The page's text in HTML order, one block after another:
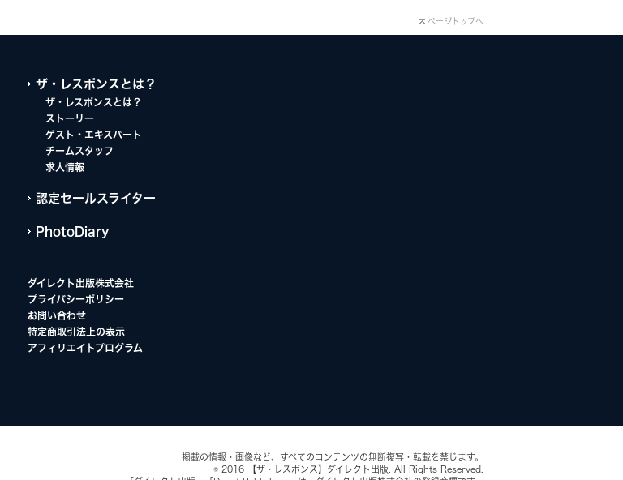
ページトップへ
ザ・レスポンスとは？
ザ・レスポンスとは？
ストーリー
ゲスト・エキスパート
チームスタッフ
求人情報
認定セールスライター
PhotoDiary
ダイレクト出版株式会社
プライバシーポリシー
お問い合わせ
特定商取引法上の表示
アフィリエイトプログラム
掲載の情報・画像など、すべてのコンテンツの無断複写・転載を禁じます。
© 2016 【ザ・レスポンス】ダイレクト出版. All Rights Reserved.